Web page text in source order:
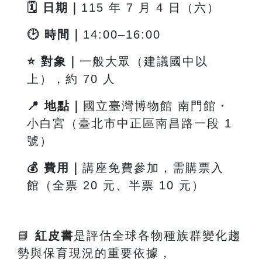
🗓 日期｜ 115 年 7 月 4 日（六）
🕑 時間｜ 14:00–16:00
⭐ 對象｜ 一般大眾（建議國中以
上），約 70 人
📍 地點｜
國立臺灣博物館 南門館・
小白宮（臺北市中正區南昌路一段 1
號）
💰 費用｜ 講座免費參加，需購票入
館（全票 20 元、半票 10 元）
📘 紅皮書是評估全球各物種族群變化趨
勢與保育現況的重要依據，